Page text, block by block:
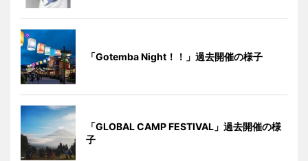
「Gotemba Night！！」過去開催の様子
「GLOBAL CAMP FESTIVAL」過去開催の様
子